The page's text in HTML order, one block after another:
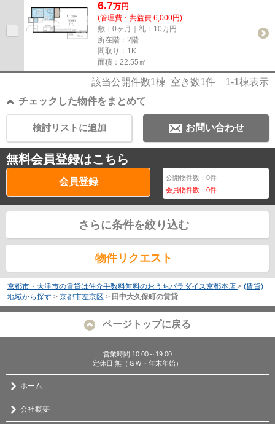
6.7万円
(管理費・共益費 6,000円)
敷：0ヶ月｜礼：10万円
所在階：2階
間取り：1K
面積：22.55㎡
該当公開件数1棟 空き数1件 1-1棟表示
チェックした物件をまとめて
お問い合わせ
検討リストに追加
無料会員登録はこちら
会員登録 公開物件数：0件
会員物件数：0件
さらに条件を絞り込む
物件リクエスト
京都市・大津市の賃貸は仲介手数料無料のおうちパラダイス京都本店 > (賃貸)
地域から探す > 京都市左京区 > 田中大久保町の賃貸
ページトップに戻る
営業時間:10:00～19:00
定休日:無（ＧＷ・年末年始）
ホーム
会社概要